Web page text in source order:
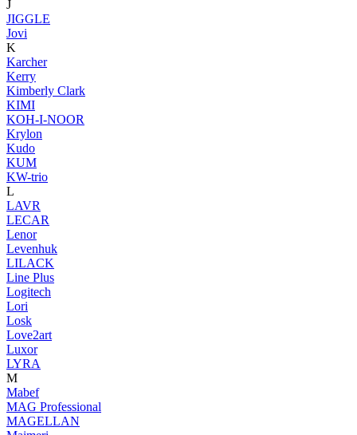
J
JIGGLE
Jovi
K
Karcher
Kerry
Kimberly Clark
KIMI
KOH-I-NOOR
Krylon
Kudo
KUM
KW-trio
L
LAVR
LECAR
Lenor
Levenhuk
LILACK
Line Plus
Logitech
Lori
Losk
Love2art
Luxor
LYRA
M
Mabef
MAG Professional
MAGELLAN